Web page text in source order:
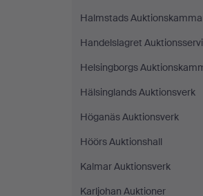
Halmstads
Handelslagret
Helsingborgs
Hälsinglands Auktionsverk
Höganäs Auktionsverk
Höörs Auktionshall
Kalmar Auktionsverk
Karljohan Auktioner